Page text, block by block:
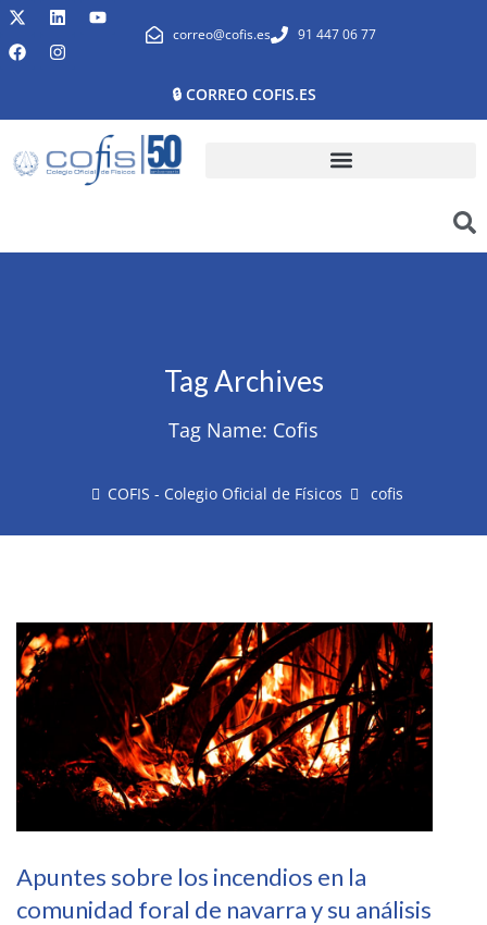
correo@cofis.es 91 447 06 77
🔒 CORREO COFIS.ES
Tag Archives
Tag Name: Cofis
COFIS - Colegio Oficial de Físicos cofis
Apuntes sobre los incendios en la
comunidad foral de navarra y su análisis